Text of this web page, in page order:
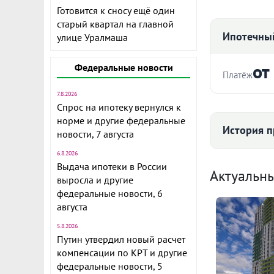
Готовится к сносу ещё один
старый квартал на главной
улице Уралмаша
Федеральные новости
7.8.2026
Спрос на ипотеку вернулся к
норме и другие федеральные
новости, 7 августа
6.8.2026
Выдача ипотеки в России
выросла и другие
федеральные новости, 6
августа
5.8.2026
Путин утвердил новый расчет
компенсации по КРТ и другие
федеральные новости, 5
теплый,
охрана.
садиков и
Кухня -
5,9 кв. м., и
Платёж
Расчёт по
История
101
I